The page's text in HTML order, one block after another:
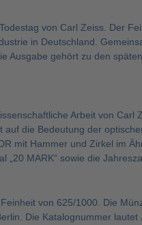
von Carl Zeiss. Der
in Deutschland.
Ausgabe gehört zu den
Arbeit von Carl
auf die Bedeutung der
mit Hammer und Zirkel im
„20 MARK“ sowie die
von 625/1000. Die
Die Katalognummer lautet